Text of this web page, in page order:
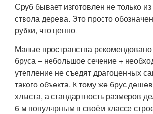
Сруб бывает изготовлен не только
ствола дерева. Это просто
рубки, что ценно.
Малые пространства рекомендовано
бруса – небольшое сечение +
утепление не съедят драгоценных
такого объекта. К тому же брус
хлыста, а стандартность размеров
6 м популярным в своём классе